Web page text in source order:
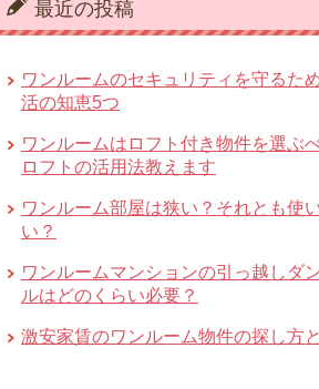
最近の投稿
ワンルームのセキュリティを守るた
活の知恵5つ
ワンルームはロフト付き物件を選ぶ
ロフトの活用法教えます
ワンルーム部屋は狭い？それとも使
い？
ワンルームマンションの引っ越しダ
ルはどのくらい必要？
激安家賃のワンルーム物件の探し方